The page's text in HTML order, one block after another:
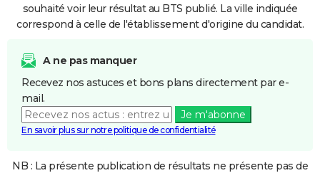
souhaité voir leur résultat au BTS publié. La ville indiquée
correspond à celle de l'établissement d'origine du candidat.
A ne pas manquer
Recevez nos astuces et bons plans directement par e-
mail.
Je m'abonne
En savoir plus sur notre politique de confidentialité
NB : La présente publication de résultats ne présente pas de